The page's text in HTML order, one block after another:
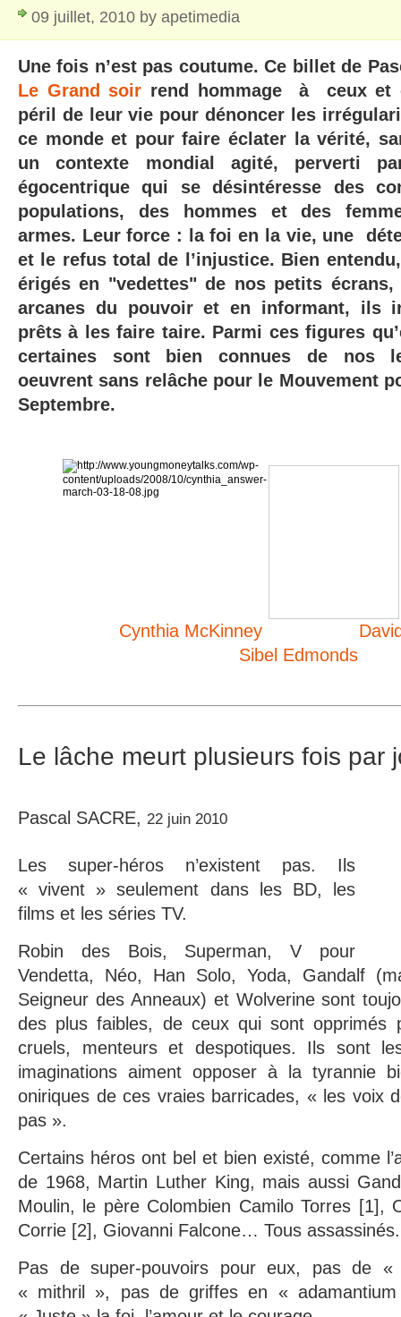
09 juillet, 2010 by apetimedia
Une fois n’est pas coutume. Ce billet de
Le Grand soir rend hommage à ceux et
péril de leur vie pour dénoncer les
ce monde et pour faire éclater la vérité,
un contexte mondial agité, perverti
égocentrique qui se désintéresse des
populations, des hommes et des
armes. Leur force : la foi en la vie, une
et le refus total de l’injustice. Bien
érigés en "vedettes" de nos petits
arcanes du pouvoir et en informant, ils
prêts à les faire taire. Parmi ces figures
certaines sont bien connues de nos
oeuvrent sans relâche pour le Mouvement
Septembre.
Cynthia McKinney
Sibel Edmonds
Le lâche meurt plusieurs fois par
Pascal SACRE, 22 juin 2010
Les super-héros n’existent pas. Ils
« vivent » seulement dans les BD, les
films et les séries TV.
Robin des Bois, Superman, V pour
Vendetta, Néo, Han Solo, Yoda, Gandalf
Seigneur des Anneaux) et Wolverine sont
des plus faibles, de ceux qui sont opprimés
cruels, menteurs et despotiques. Ils sont
imaginations aiment opposer à la tyrannie
oniriques de ces vraies barricades, « les voix
pas ».
Certains héros ont bel et bien existé, comme
de 1968, Martin Luther King, mais aussi
Moulin, le père Colombien Camilo Torres [1],
Corrie [2], Giovanni Falcone… Tous assassinés.
Pas de super-pouvoirs pour eux, pas de
« mithril », pas de griffes en «